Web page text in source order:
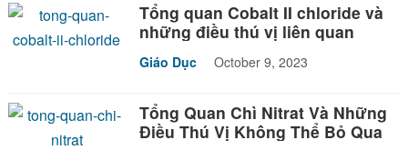
Tổng quan Cobalt II chloride và
những điều thú vị liên quan
Giáo Dục October 9, 2023
Tổng Quan Chì Nitrat Và Những
Điều Thú Vị Không Thể Bỏ Qua